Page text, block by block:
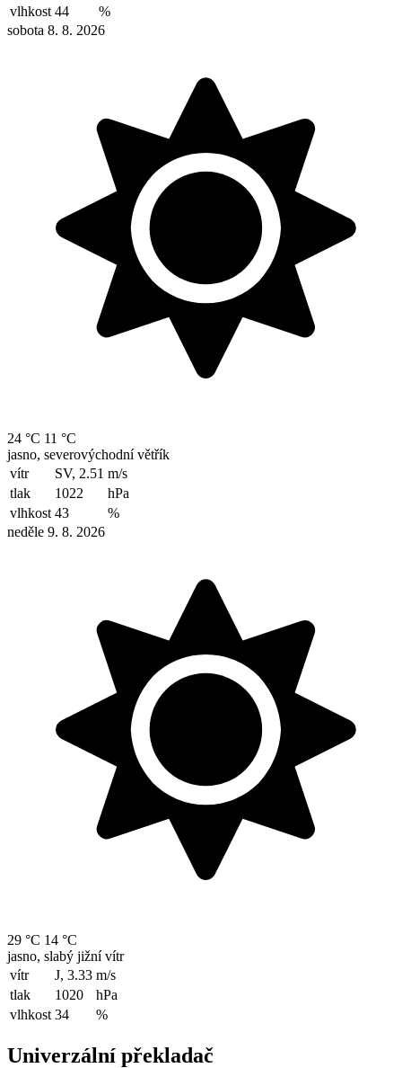
vlhkost 44
%
sobota 8. 8. 2026
24 °C 11 °C
jasno, severovýchodní větřík
vítr
SV, 2.51 m/s
tlak
1022
hPa
vlhkost 43
%
neděle 9. 8. 2026
29 °C 14 °C
jasno, slabý jižní vítr
vítr
J, 3.33 m/s
tlak
1020
hPa
vlhkost 34 %
Univerzální překladač